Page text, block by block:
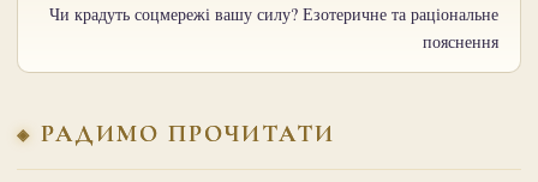
Чи крадуть соцмережі вашу силу? Езотеричне та раціональне
пояснення
РАДИМО ПРОЧИТАТИ